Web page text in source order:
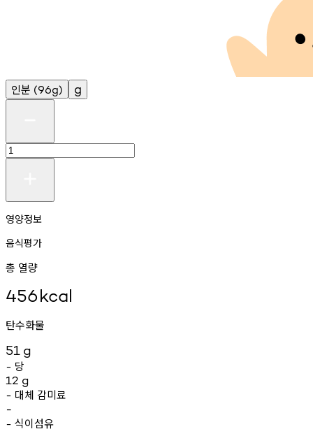
인분 (96g) g
영양정보
음식평가
총 열량
456kcal
탄수화물
51 g
- 당
12 g
- 대체 감미료
-
- 식이섬유